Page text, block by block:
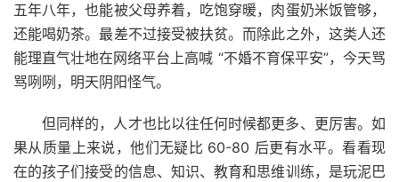
五年八年，也能被父母养着，吃饱穿暖，肉蛋奶米饭管够，
还能喝奶茶。最差不过接受被扶贫。而除此之外，这类人还
能理直气壮地在网络平台上高喊 “不婚不育保平安”，今天骂
骂咧咧，明天阴阳怪气。
但同样的，人才也比以往任何时候都更多、更厉害。如
果从质量上来说，他们无疑比 60-80 后更有水平。看看现
在的孩子们接受的信息、知识、教育和思维训练，是玩泥巴